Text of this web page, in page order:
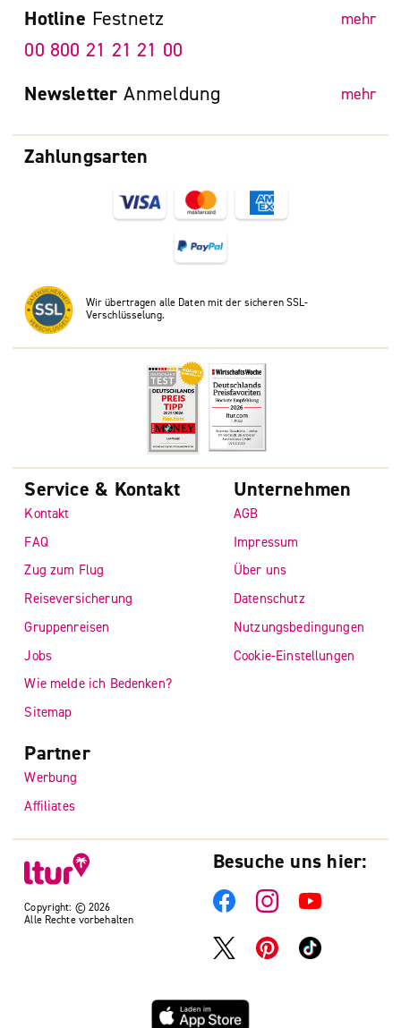
Zahlungsarten
Wir übertragen alle Daten mit der sicheren SSL-
Verschlüsselung.
Hotline Festnetz mehr
00 800 21 21 21 00
Newsletter Anmeldung mehr
Copyright: © 2026
Alle Rechte vorbehalten
Service & Kontakt
Kontakt
FAQ
Zug zum Flug
Reiseversicherung
Gruppenreisen
Jobs
Wie melde ich Bedenken?
Sitemap
Unternehmen
AGB
Impressum
Über uns
Datenschutz
Nutzungsbedingungen
Cookie-Einstellungen
Partner
Werbung
Affiliates
Besuche uns hier: